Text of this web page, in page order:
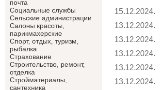
почта
Социальные службы
Сельские администрации
Салоны красоты,
парикмахерские
Спорт, отдых, туризм,
рыбалка
Страхование
Строительство, ремонт,
отделка
Cтройматериалы,
сантехника
15.12.2024.
13.12.2024.
13.12.2024.
13.12.2024.
13.12.2024.
13.12.2024.